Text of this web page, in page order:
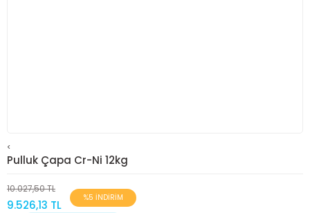
<
Pulluk Çapa Cr-Ni 12kg
10.027,50 TL
9.526,13 TL
%5 İNDİRİM